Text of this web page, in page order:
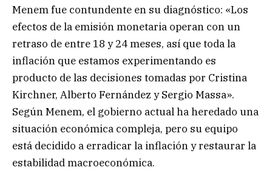
Menem fue contundente en su diagnóstico: «Los
efectos de la emisión monetaria operan con un
retraso de entre 18 y 24 meses, así que toda la
inflación que estamos experimentando es
producto de las decisiones tomadas por Cristina
Kirchner, Alberto Fernández y Sergio Massa».
Según Menem, el gobierno actual ha heredado una
situación económica compleja, pero su equipo
está decidido a erradicar la inflación y restaurar la
estabilidad macroeconómica.